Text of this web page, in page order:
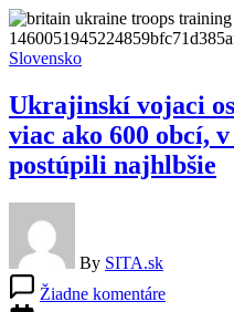
vysvetlili,
čo
Rusov
Slovensko
Ukrajinskí vojaci
viac ako 600 obcí,
postúpili najhlbšie
By SITA.sk
Žiadne komentáreUkrajinskí